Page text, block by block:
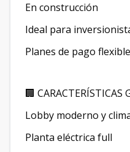
En construcción
Ideal para
Planes de pago
🏢 CARACTERÍSTICAS
Lobby moderno y
Planta eléctrica full